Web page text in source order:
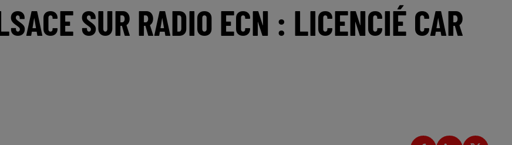
SUR RADIO ECN : LICENCIÉ CAR